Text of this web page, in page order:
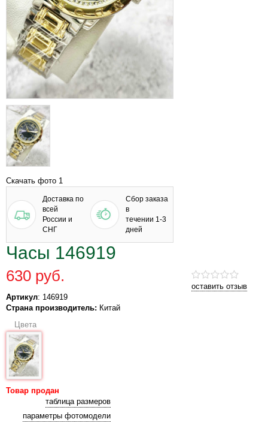
Скачать фото 1
Доставка по
всей
России и
СНГ
Сбор заказа
в
течении 1-3
дней
Часы 146919
оставить отзыв
630 руб.
Артикул: 146919
Страна производитель: Китай
Цвета
Товар продан
таблица размеров
параметры фотомодели